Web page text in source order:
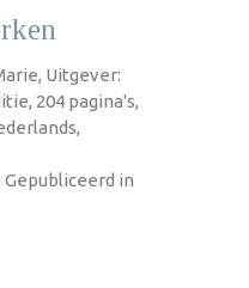
Uitgever:
204 pagina's,
Gepubliceerd in